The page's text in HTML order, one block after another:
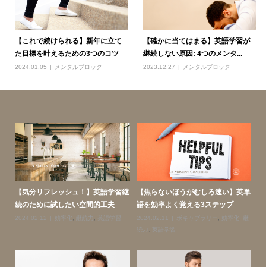
【これで続けられる】新年に立て
た目標を叶えるための3つのコツ
2024.01.05 メンタルブロック
【確かに当てはまる】英語学習が
継続しない原因: 4つのメンタ...
2023.12.27 メンタルブロック
【気分リフレッシュ！】英語学習継
続のために試したい空間的工夫
2024.02.12 効率化 継続力 英語学習
【焦らないほうがむしろ速い】英単
語を効率よく覚える3ステップ
2024.02.11 ボキャブラリー 効率化
続力
英語学習